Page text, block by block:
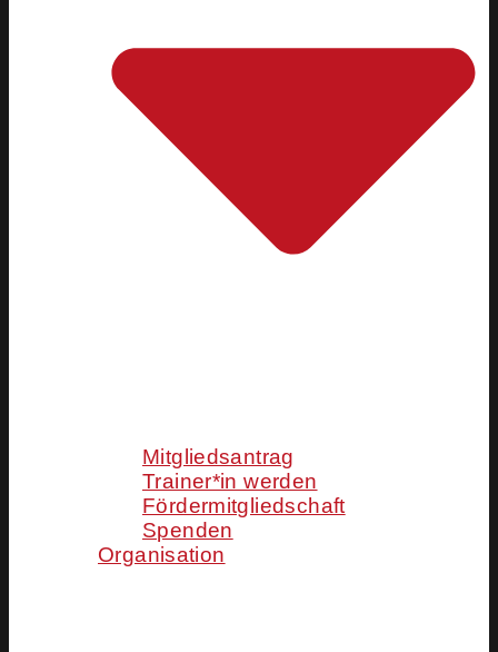
Mitgliedsantrag
Trainer*in werden
Fördermitgliedschaft
Spenden
Organisation